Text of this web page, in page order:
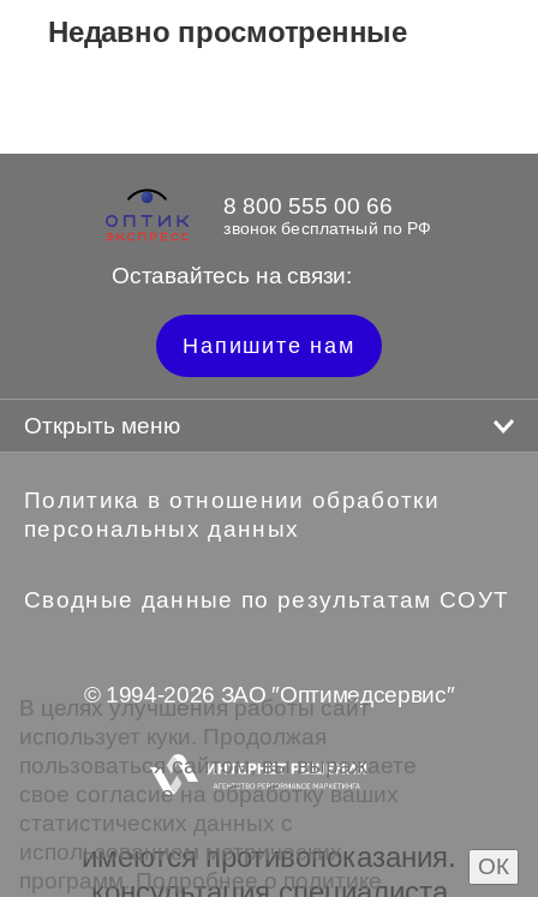
Недавно просмотренные
Оставайтесь на связи:
8 800 555 00 66
звонок бесплатный по РФ
Напишите нам
Открыть меню
Политика в отношении обработки
персональных данных
Сводные данные по результатам СОУТ
© 1994-2026 ЗАО ″Оптимедсервис″
имеются противопоказания.
В целях улучшения работы сайт
использует куки. Продолжая
пользоваться сайтом, вы выражаете
свое согласие на обработку ваших
статистических данных с
использованием метрических
программ. Подробнее о политике
ОК